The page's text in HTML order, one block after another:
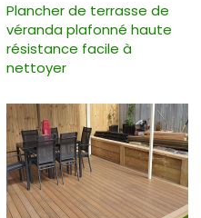
Plancher de terrasse de
véranda plafonné haute
résistance facile à
nettoyer